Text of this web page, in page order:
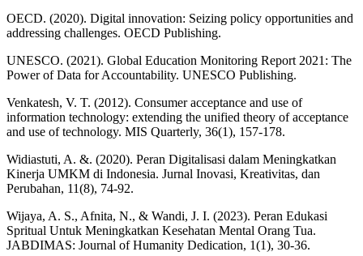
OECD. (2020). Digital innovation: Seizing policy opportunities and
addressing challenges. OECD Publishing.
UNESCO. (2021). Global Education Monitoring Report 2021: The
Power of Data for Accountability. UNESCO Publishing.
Venkatesh, V. T. (2012). Consumer acceptance and use of
information technology: extending the unified theory of acceptance
and use of technology. MIS Quarterly, 36(1), 157-178.
Widiastuti, A. &. (2020). Peran Digitalisasi dalam Meningkatkan
Kinerja UMKM di Indonesia. Jurnal Inovasi, Kreativitas, dan
Perubahan, 11(8), 74-92.
Wijaya, A. S., Afnita, N., & Wandi, J. I. (2023). Peran Edukasi
Spritual Untuk Meningkatkan Kesehatan Mental Orang Tua.
JABDIMAS: Journal of Humanity Dedication, 1(1), 30-36.